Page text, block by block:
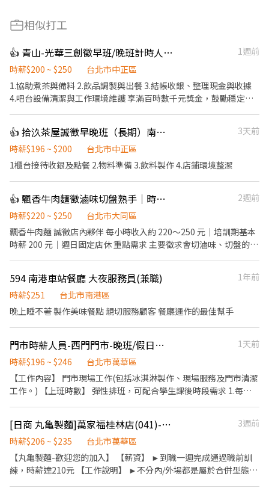
相似打工
👍 青山-光華三創徵早班/晚班計時人員青茶專業製作
1週前
時薪$200 ~ $250
台北市中正區
1.協助煮茶與備料 2.飲品調製與出餐 3.結帳收銀、整理現金與收據
4.吧台設備清潔與工作環境維護 享滿百時數千元獎金，鼓勵穩定出
👍 拾汣茶屋誠徵早晚班（長期）南陽/三重
3天前
時薪$196 ~ $200
台北市中正區
1櫃台接待收銀及點餐 2.物料準備 3.飲料製作 4.店鋪環境整潔
👍 飄香牛肉麵徵滷味切盤熟手｜時薪最高250｜週日固定休
2週前
時薪$220 ~ $250
台北市大同區
飄香牛肉麵 誠徵店內夥伴 每小時收入約 220～250 元｜培訓期基本
時薪 200 元｜週日固定店休 重點需求 主要徵求會切滷味、切盤的熟
容 主要工作包含： 切滷味、切菜、煮麵、出餐、POS 收銀結帳、備
料、環境整理。 早班人員需協助開店。 工作區域 餐期採一人負責一
區，主要區域為： 煮麵區、滷味切盤區 薪資待遇 培訓期基本時薪
基本時薪、營運績效獎勵金及排班配合獎勵金。 每小時收入約 220
～250 元，實際收入依工作表現、出勤狀況、排班配合及店內考核
收入可達約 250 元。 工作要求 希望你出勤穩定、動作快、態度正
常，能配合現場分工。 到職後會有基本訓練與簡易考核，主要看出
勤、態度、速度、責任感與配合度。 未達基本工作要求者，會依實
際狀況調整工作內容、工作區域或排班安排；如經評估不適合店內
工作需求，將依店內規定及相關法令辦理後續事項。 福利 生日禮金
節日獎金 過年獎金 以上依店內規定及營運狀況發放。 其他 週日固
定店休。 聯絡方式 電話：0953-757-171 地址：台北市大同區寧夏
路 12 號 1 樓
594 南港車站餐廳 大夜服務員(兼職)
1年前
時薪$251
台北市南港區
晚上睡不著 製作美味餐點 親切服務顧客 餐廳運作的最佳幫手
門市時薪人員-西門門市-晚班/假日班(西門站6號出口)
1天前
時薪$196 ~ $246
台北市萬華區
【工作內容】 門市現場工作(包括冰淇淋製作、現場服務及門市清潔
工作。) 【上班時數】 彈性排班，可配合學生課後時段需求 1.每週
學習訓練，來創造顧客無與倫比的冰淇淋體驗 1.新進學習訓練(教室
課程/實作課程訓練) 2.晉升訓練(時薪娛樂經理培訓課程) 【福利】
我們會依公司的經營成果，規劃員工福利讓夥伴和公司一起成長 1.
保險制度：勞保、健保、團保(意外險)、職災保險、退休金提撥6%
2.休假制度：特休假、育嬰假、陪產假、家庭照顧假、生理假等等
[日商 丸亀製麵]萬家福桂林店(041)-長期兼職夥伴/廚助/工讀生/彈性排班
3週前
時薪$206 ~ $235
台北市萬華區
【丸亀製麵-歡迎您的加入】 【薪資】 ►到職一週完成通過職前訓
練，時薪達210元 【工作說明】 ►不分內/外場都是屬於合併型態的